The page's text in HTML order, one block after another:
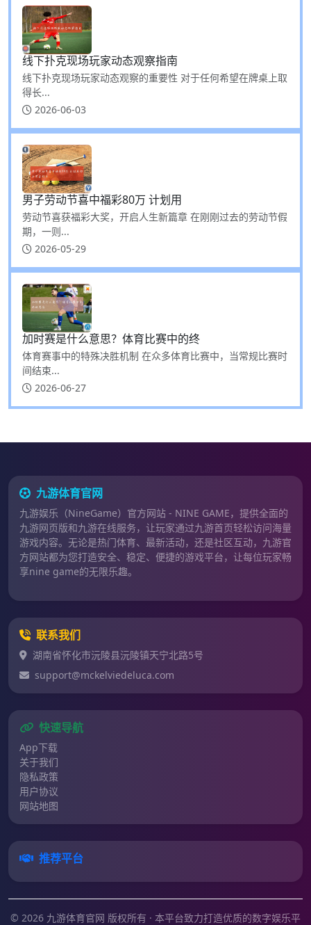
线下扑克现场玩家动态观察指南
线下扑克现场玩家动态观察的重要性 对于任何希望在牌桌上取
得长...
2026-06-03
男子劳动节喜中福彩80万 计划用
劳动节喜获福彩大奖，开启人生新篇章 在刚刚过去的劳动节假
期，一则...
2026-05-29
加时赛是什么意思？体育比赛中的终
体育赛事中的特殊决胜机制 在众多体育比赛中，当常规比赛时
间结束...
2026-06-27
九游体育官网
九游娱乐（NineGame）官方网站 - NINE GAME，提供全面的
九游网页版和九游在线服务，让玩家通过九游首页轻松访问海量
游戏内容。无论是热门体育、最新活动，还是社区互动，九游官
方网站都为您打造安全、稳定、便捷的游戏平台，让每位玩家畅
享nine game的无限乐趣。
联系我们
湖南省怀化市沅陵县沅陵镇天宁北路5号
support@mckelviedeluca.com
快速导航
App下载
关于我们
隐私政策
用户协议
网站地图
推荐平台
© 2026 九游体育官网 版权所有 · 本平台致力打造优质的数字娱乐平